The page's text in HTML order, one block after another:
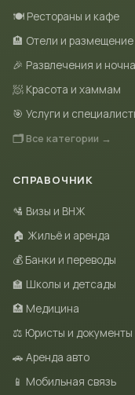
🍽 Рестораны и кафе
🏨 Отели и размещение
🎉 Развлечения и
🧖 Красота и хаммам
🎯 Услуги и
🗂 Все категории →
СПРАВОЧНИК
🛂 Визы и ВНЖ
🏠 Жильё и аренда
💰 Банки и переводы
🏫 Школы и детсады
🏥 Медицина
⚖️ Юристы и документы
🚗 Аренда авто
📱 Мобильная связь